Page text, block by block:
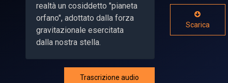
realtà un cosiddetto "pianeta
orfano", adottato dalla forza
gravitazionale esercitata
dalla nostra stella.
Trascrizione audio
Scarica